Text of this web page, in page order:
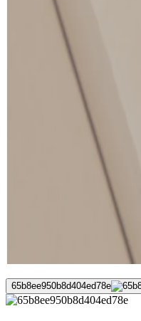
65b8ee950b8d404ed78e